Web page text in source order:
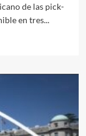
de las pick-
en tres...